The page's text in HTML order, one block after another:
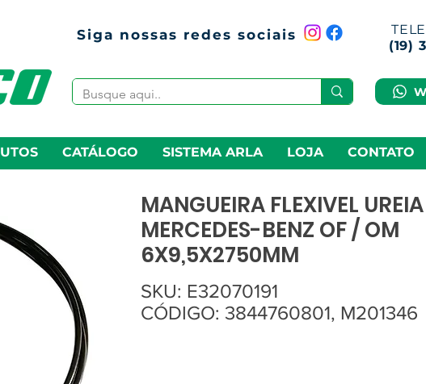
Siga nossas redes sociais
(19)
CATÁLOGO SISTEMA ARLA LOJA CONTATO
MANGUEIRA FLEXIVEL UREIA
MERCEDES-BENZ OF / OM
6X9,5X2750MM
SKU: E32070191
CÓDIGO: 3844760801, M201346